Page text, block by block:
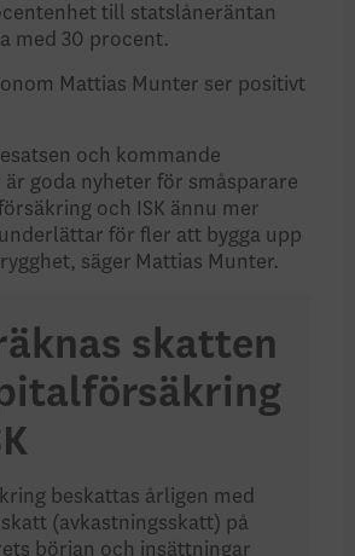
till statslåneräntan
med 30 procent.
Mattias Munter ser positivt
och kommande
goda nyheter för småsparare
och ISK ännu mer
för fler att bygga upp
säger Mattias Munter.
skatten
beskattas årligen med
(avkastningsskatt) på
början och insättningar